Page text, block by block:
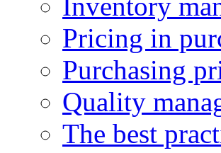
Pricing in
Purchasing
Quality
The best